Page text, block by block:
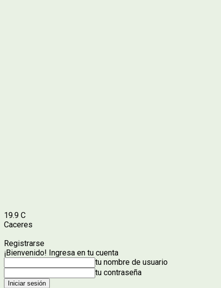
19.9 C
Caceres
Registrarse
¡Bienvenido! Ingresa en tu cuenta
tu nombre de usuario
tu contraseña